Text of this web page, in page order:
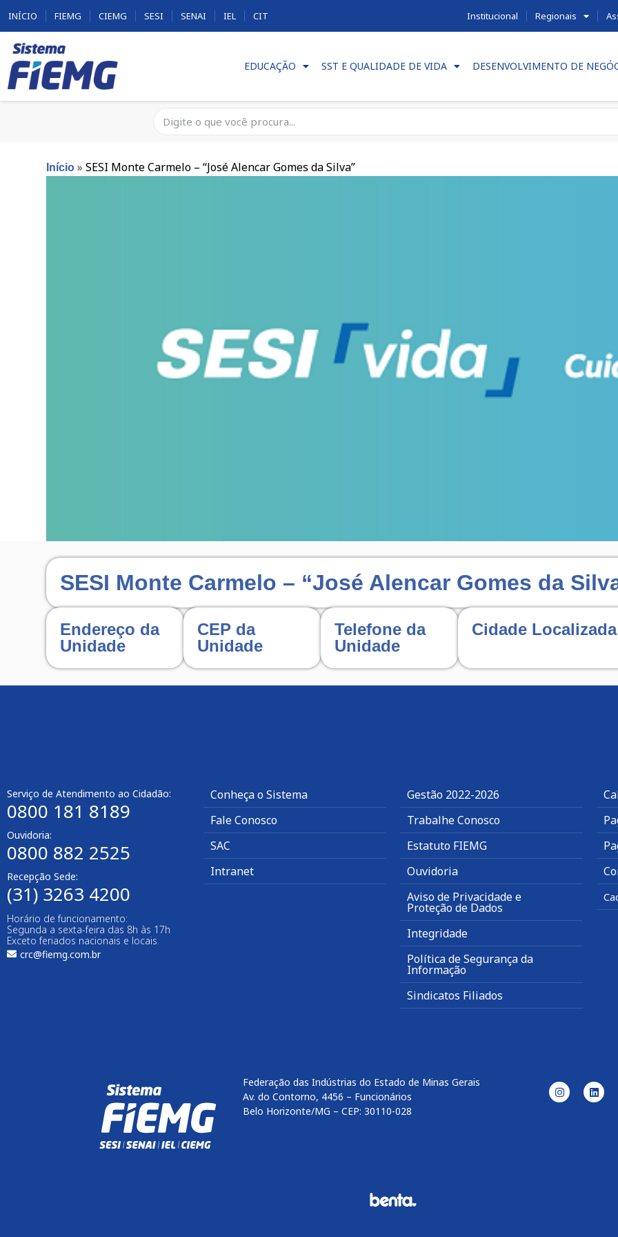
INÍCIO FIEMG CIEMG SESI SENAI IEL CIT Institucional Regionais
EDUCAÇÃO SST E QUALIDADE DE VIDA DESENVOLVIMENTO DE
Início »SESI Monte Carmelo – “José Alencar Gomes da Silva”
SESI Monte Carmelo – “José Alencar Gomes da
Endereço da
Unidade
CEP da
Unidade
Telefone da
Unidade
Cidade Localizada
Serviço de Atendimento ao Cidadão:
0800 181 8189
Ouvidoria:
0800 882 2525​
Recepção Sede:
(31) 3263 4200
Horário de funcionamento:
Segunda a sexta-feira das 8h às 17h
Exceto feriados nacionais e locais.
crc@fiemg.com.br
Conheça o Sistema
Fale Conosco
SAC
Intranet
Gestão 2022-2026
Trabalhe Conosco
Estatuto FIEMG
Ouvidoria
Aviso de Privacidade e
Proteção de Dados
Integridade
Política de Segurança da
Informação
Sindicatos Filiados
Federação das Indústrias do Estado de Minas Gerais
Av. do Contorno, 4456 – Funcionários
Belo Horizonte/MG – CEP: 30110-028